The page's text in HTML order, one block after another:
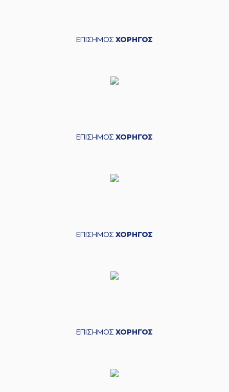
ΕΠΙΣΗΜΟΣ ΧΟΡΗΓΟΣ
ΕΠΙΣΗΜΟΣ ΧΟΡΗΓΟΣ
ΕΠΙΣΗΜΟΣ ΧΟΡΗΓΟΣ
ΕΠΙΣΗΜΟΣ ΧΟΡΗΓΟΣ